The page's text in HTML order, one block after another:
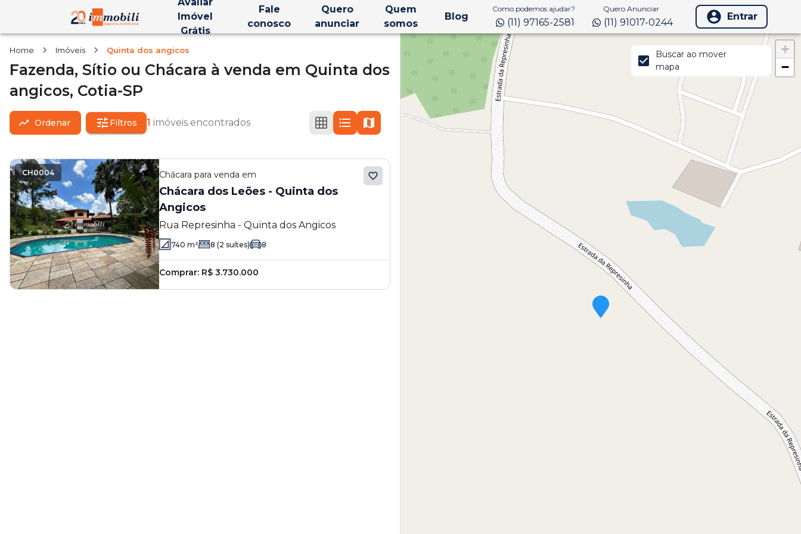
Imóvel
Grátis
Fale
conosco
Quero
anunciar
Quem
somos
Blog
Como podemos ajudar?
(11) 97165-2581
Quero Anunciar
(11) 91017-0244 Entrar
Home Imóveis Quinta dos angicos
Fazenda, Sítio ou Chácara à venda em Quinta dos
angicos, Cotia-SP
Ordenar Filtros 1 imóveis encontrados
CH0004 Chácara para venda em
Chácara dos Leões - Quinta dos
Angicos
Rua Represinha - Quinta dos Angicos
740 m² 8 (2 suítes) 8
Comprar: R$ 3.730.000
+
−
Buscar ao mover
mapa